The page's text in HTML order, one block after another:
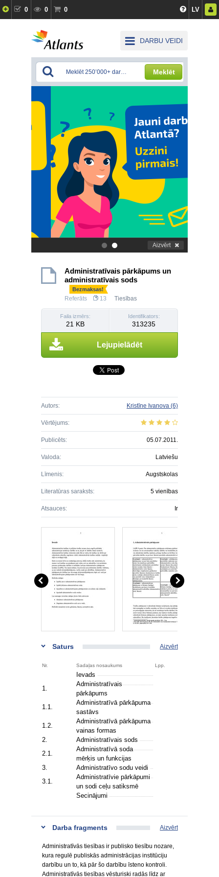
0 0 0 LV
DARBU VEIDI
Meklēt
. Aizvērt
Administratīvais pārkāpums un
administratīvais sods
Bezmaksas!
Referāts 13 Tiesības
Faila izmērs:
21 KB
Identifikators:
313235
Lejupielādēt
Autors: Kristīne Ivanova (6)
Vērtējums:
Publicēts: 05.07.2011.
Valoda: Latviešu
Līmenis: Augstskolas
Literatūras saraksts: 5 vienības
Atsauces: Ir
Saturs Aizvērt
Nr. Sadaļas nosaukums Lpp.
Ievads
1.
Administratīvais
pārkāpums
1.1.
Administratīvā pārkāpuma
sastāvs
1.2.
Administratīvā pārkāpuma
vainas formas
2.
Administratīvais sods
2.1.
Administratīvā soda
mērķis un funkcijas
3.
Administratīvo sodu veidi
3.1.
Administratīvie pārkāpumi
un sodi ceļu satiksmē
Secinājumi
Darba fragments Aizvērt
Administratīvās tiesības ir publisko tiesību nozare,
kura regulē publiskās administrācijas institūciju
darbību un to, kā pār šo darbību īsteno kontroli.
Administratīvās tiesības vēsturiski radās līdz ar